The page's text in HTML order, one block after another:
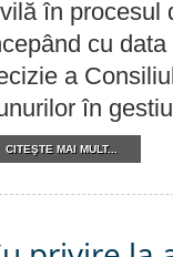
în procesul
cu
a
în
CITEŞTE MAI MULT...